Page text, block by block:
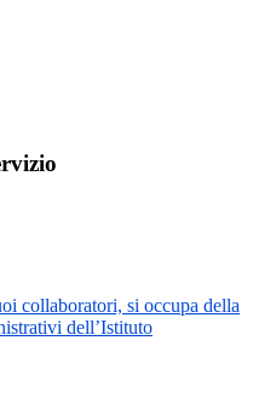
collaboratori, si occupa della
dell’Istituto